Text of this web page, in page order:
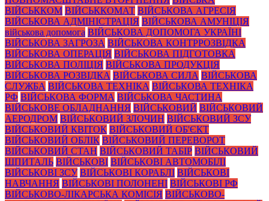
ВІЙСЬККОМ ВІЙСЬККОМАТ ВІЙСЬКОВА АГРЕСІЯ
ВІЙСЬКОВА АДМІНІСТРАЦІЯ ВІЙСЬКОВА АМУНІЦІЯ
військова допомога ВІЙСЬКОВА ДОПОМОГА УКРАЇНІ
ВІЙСЬКОВА ЗАГРОЗА ВІЙСЬКОВА КОНТРРОЗВІДКА
ВІЙСЬКОВА ОПЕРАЦІЯ ВІЙСЬКОВА ПІДГОТОВКА
ВІЙСЬКОВА ПОЛІЦІЯ ВІЙСЬКОВА ПРОДУКЦІЯ
ВІЙСЬКОВА РОЗВІДКА ВІЙСЬКОВА СИЛА ВІЙСЬКОВА
СЛУЖБА ВІЙСЬКОВА ТЕХНІКА ВІЙСЬКОВА ТЕХНІКА
РФ ВІЙСЬКОВА ФОРМА ВІЙСЬКОВА ЧАСТИНА
ВІЙСЬКОВЕ ОБЛАДНАННЯ ВІЙСЬКОВИЙ ВІЙСЬКОВИЙ
АЕРОДРОМ ВІЙСЬКОВИЙ ЗЛОЧИН ВІЙСЬКОВИЙ ЗСУ
ВІЙСЬКОВИЙ КВІТОК ВІЙСЬКОВИЙ ОБ'ЄКТ
ВІЙСЬКОВИЙ ОБЛІК ВІЙСЬКОВИЙ ПЕРЕВОРОТ
ВІЙСЬКОВИЙ СТАН ВІЙСЬКОВИЙ ТАБІР ВІЙСЬКОВИЙ
ШПИТАЛЬ ВІЙСЬКОВІ ВІЙСЬКОВІ АВТОМОБІЛІ
ВІЙСЬКОВІ ЗСУ ВІЙСЬКОВІ КОРАБЛІ ВІЙСЬКОВІ
НАВЧАННЯ ВІЙСЬКОВІ ПОЛОНЕНІ ВІЙСЬКОВІ РФ
ВІЙСЬКОВО-ЛІКАРСЬКА КОМІСІЯ ВІЙСЬКОВО-